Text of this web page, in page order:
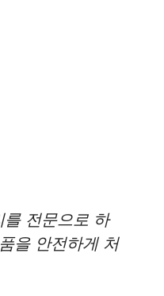
를 전문으로 하
을 안전하게 처